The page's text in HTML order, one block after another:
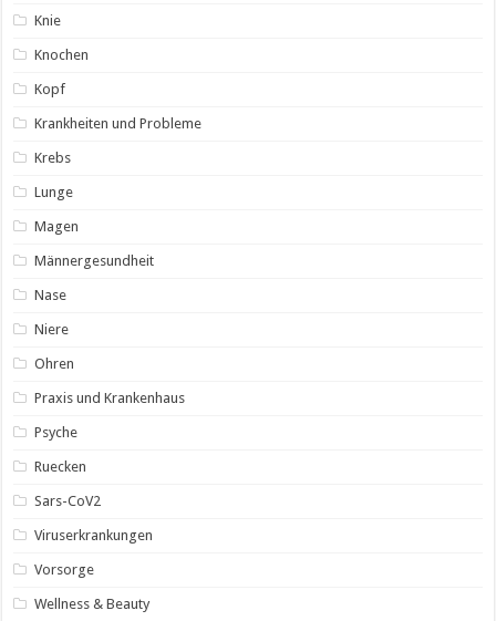
Knie
Knochen
Kopf
Krankheiten und Probleme
Krebs
Lunge
Magen
Männergesundheit
Nase
Niere
Ohren
Praxis und Krankenhaus
Psyche
Ruecken
Sars-CoV2
Viruserkrankungen
Vorsorge
Wellness & Beauty